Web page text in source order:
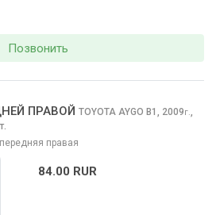
Позвонить
ПРАВОЙ TOYOTA AYGO B1, 2009г.
правая
84.00 RUR